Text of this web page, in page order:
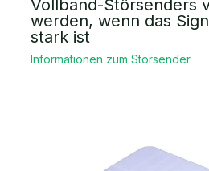
Vollband-Störsenders
werden, wenn das
stark ist
Informationen zum Störsender